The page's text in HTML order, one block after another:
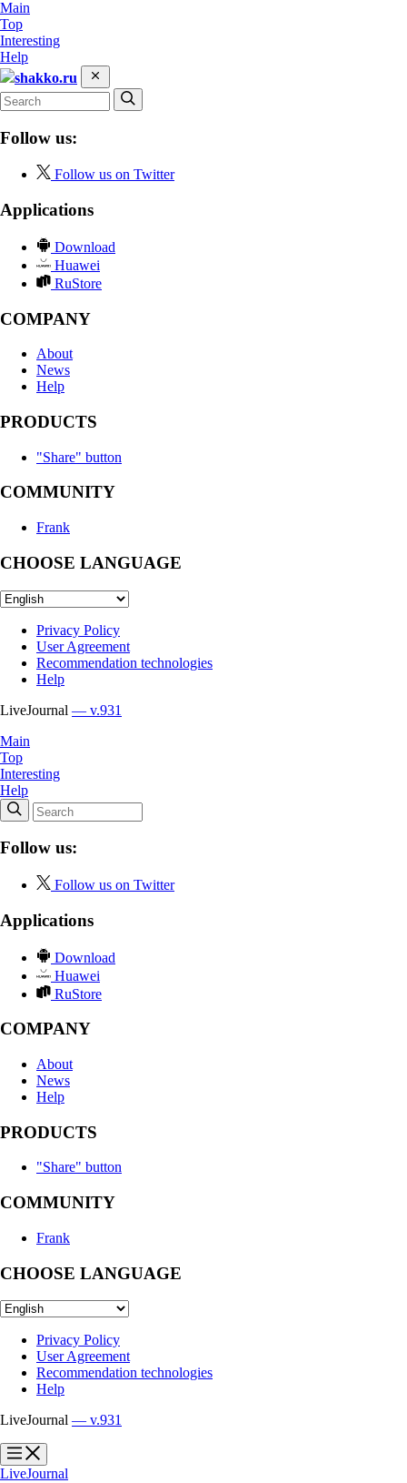
Main
Top
Interesting
Help
shakko.ru
Follow us:
Follow us on Twitter
Applications
Download
Huawei
RuStore
COMPANY
About
News
Help
PRODUCTS
"Share" button
COMMUNITY
Frank
CHOOSE LANGUAGE
Privacy Policy
User Agreement
Recommendation technologies
Help
LiveJournal — v.931
Main
Top
Interesting
Help
Follow us:
Follow us on Twitter
Applications
Download
Huawei
RuStore
COMPANY
About
News
Help
PRODUCTS
"Share" button
COMMUNITY
Frank
CHOOSE LANGUAGE
Privacy Policy
User Agreement
Recommendation technologies
Help
LiveJournal — v.931
?
?
LiveJournal